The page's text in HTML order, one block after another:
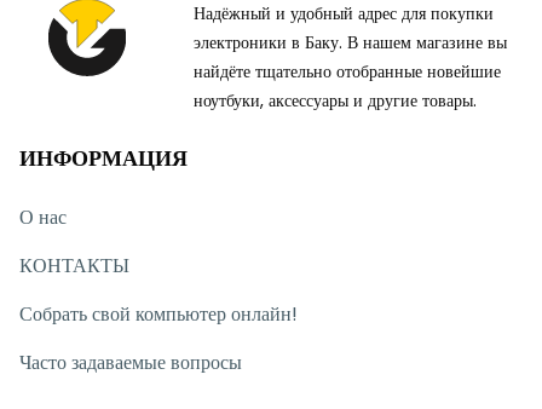
Надёжный и удобный адрес для покупки
электроники в Баку. В нашем магазине вы
найдёте тщательно отобранные новейшие
ноутбуки, аксессуары и другие товары.
ИНФОРМАЦИЯ
О нас
КОНТАКТЫ
Собрать свой компьютер онлайн!
Часто задаваемые вопросы